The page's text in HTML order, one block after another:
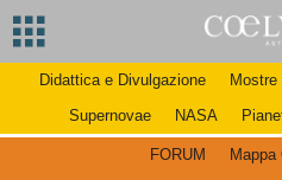
Didattica e Divulgazione Mostre
Supernovae
NASA
FORUM
Mappa